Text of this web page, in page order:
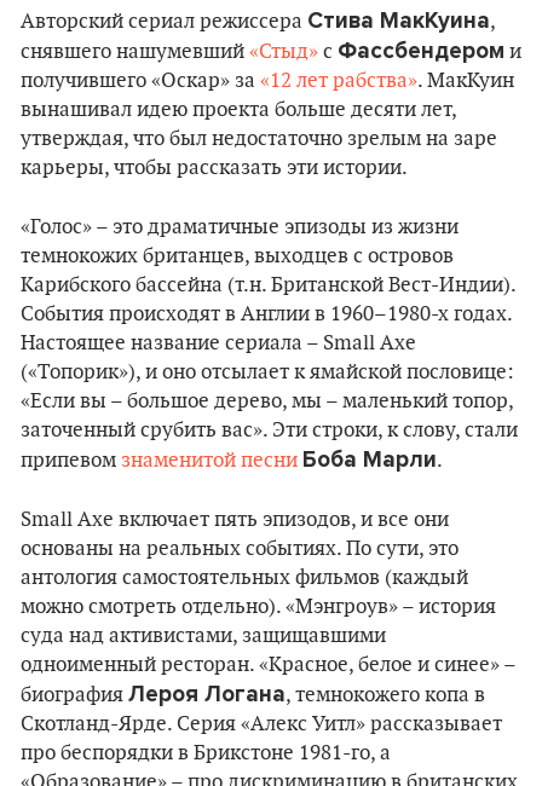
Авторский сериал режиссера Стива МакКуина,
снявшего нашумевший «Стыд» с Фассбендером и
получившего «Оскар» за «12 лет рабства». МакКуин
вынашивал идею проекта больше десяти лет,
утверждая, что был недостаточно зрелым на заре
карьеры, чтобы рассказать эти истории.
«Голос» – это драматичные эпизоды из жизни
темнокожих британцев, выходцев с островов
Карибского бассейна (т.н. Британской Вест-Индии).
События происходят в Англии в 1960–1980-х годах.
Настоящее название сериала – Small Axe
(«Топорик»), и оно отсылает к ямайской пословице:
«Если вы – большое дерево, мы – маленький топор,
заточенный срубить вас». Эти строки, к слову, стали
припевом знаменитой песни Боба Марли.
Small Axe включает пять эпизодов, и все они
основаны на реальных событиях. По сути, это
антология самостоятельных фильмов (каждый
можно смотреть отдельно). «Мэнгроув» – история
суда над активистами, защищавшими
одноименный ресторан. «Красное, белое и синее» –
биография Лероя Логана, темнокожего копа в
Скотланд-Ярде. Серия «Алекс Уитл» рассказывает
про беспорядки в Брикстоне 1981-го, а